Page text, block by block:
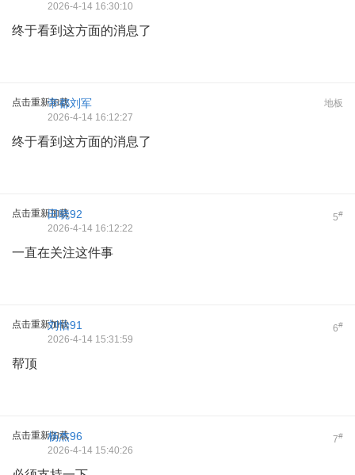
2026-4-14 16:30:10
终于看到这方面的消息了
点击重新加载 地板
帝都刘军
2026-4-14 16:12:27
终于看到这方面的消息了
点击重新加载 5#
田晓92
2026-4-14 16:12:22
一直在关注这件事
点击重新加载 6#
刘怡91
2026-4-14 15:31:59
帮顶
点击重新加载 7#
杨杰96
2026-4-14 15:40:26